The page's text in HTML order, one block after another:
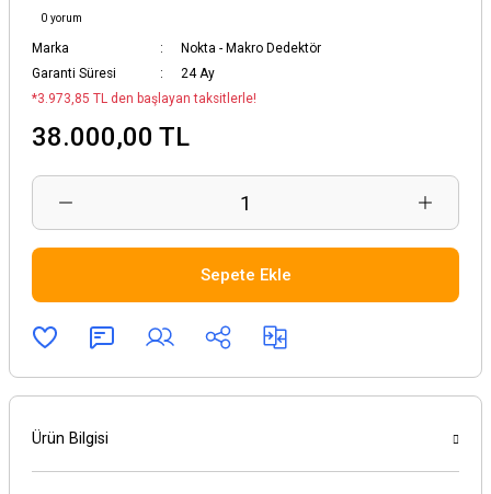
0 yorum
Marka
Nokta - Makro Dedektör
Garanti Süresi
24 Ay
*3.973,85 TL den başlayan taksitlerle!
38.000,00 TL
Sepete Ekle
Ürün Bilgisi